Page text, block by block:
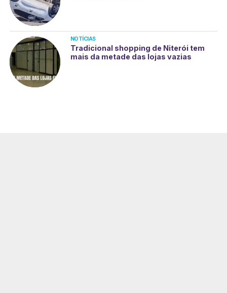
NOTÍCIAS
Tradicional shopping de Niterói tem
mais da metade das lojas vazias